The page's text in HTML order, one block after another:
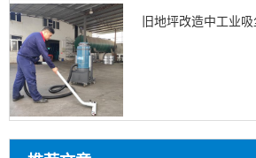
旧地坪改造中工业